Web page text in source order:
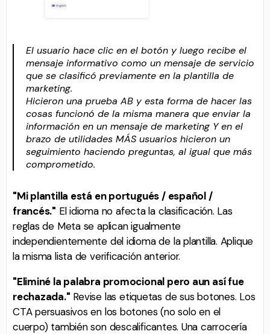
El usuario hace clic en el botón y luego recibe el
mensaje informativo como un mensaje de servicio
que se clasificó previamente en la plantilla de
marketing.
Hicieron una prueba AB y esta forma de hacer las
cosas funcionó de la misma manera que enviar la
información en un mensaje de marketing Y en el
brazo de utilidades MÁS usuarios hicieron un
seguimiento haciendo preguntas, al igual que más
comprometido.
"Mi plantilla está en portugués / español /
francés." El idioma no afecta la clasificación. Las
reglas de Meta se aplican igualmente
independientemente del idioma de la plantilla. Aplique
la misma lista de verificación anterior.
"Eliminé la palabra promocional pero aun así fue
rechazada." Revise las etiquetas de sus botones. Los
CTA persuasivos en los botones (no solo en el
cuerpo) también son descalificantes. Una carrocería